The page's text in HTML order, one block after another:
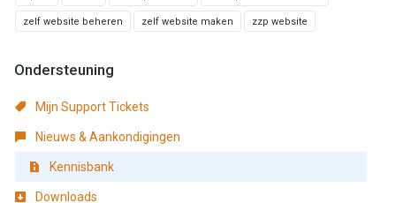
zelf website beheren zelf website maken zzp website
Ondersteuning
Mijn Support Tickets
Nieuws & Aankondigingen
Kennisbank
Downloads